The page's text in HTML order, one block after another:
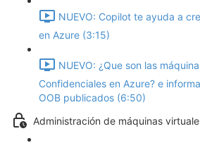
NUEVO: Copilot te ayuda a
en Azure (3:15)
NUEVO: ¿Que son las
Confidenciales en Azure? e
OOB publicados (6:50)
Administración de máquinas